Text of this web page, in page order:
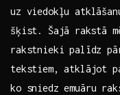
uz viedokļu
šķist. Šajā ⁢rakstā
rakstnieki palīdz
tekstiem, atklājot
ko sniedz emuāru